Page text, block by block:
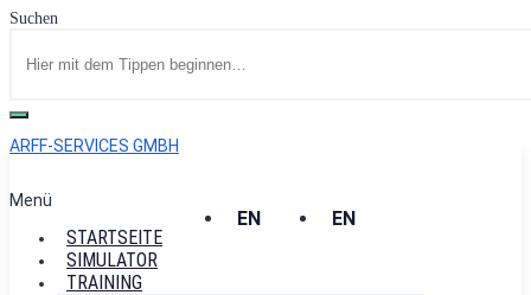
Suchen
ARFF-SERVICES GMBH
EN
EN
Menü
STARTSEITE
SIMULATOR
TRAINING